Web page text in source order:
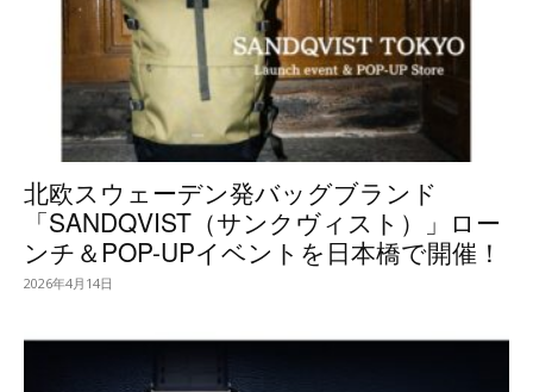
北欧スウェーデン発バッグブランド
「SANDQVIST（サンクヴィスト）」ロー
ンチ＆POP-UPイベントを日本橋で開催！
2026年4月14日